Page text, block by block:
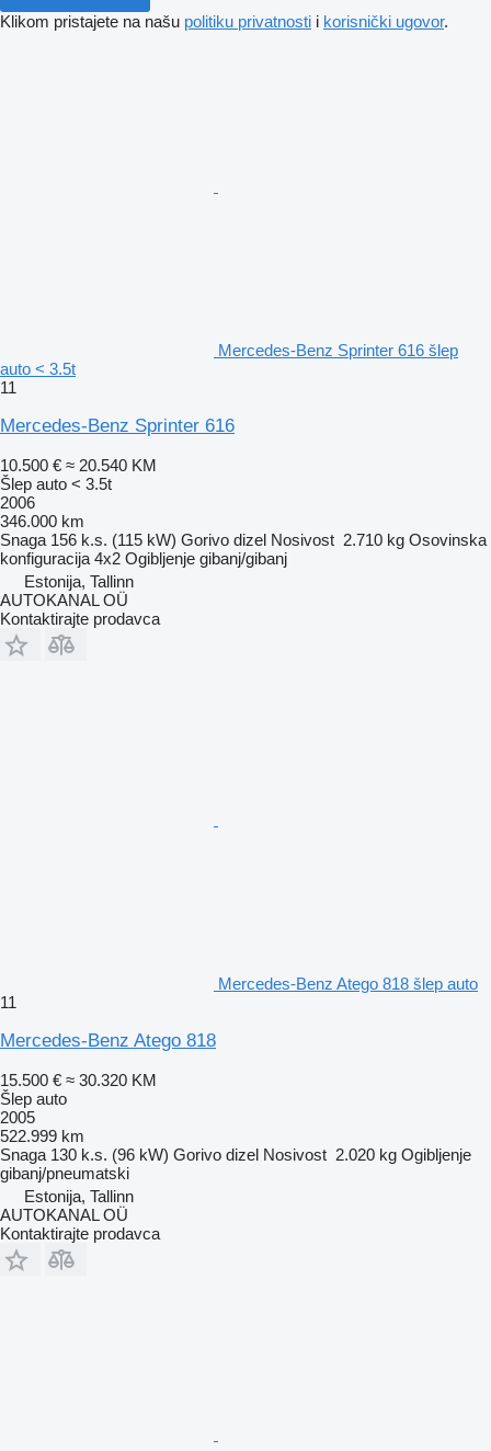
Klikom pristajete na našu politiku privatnosti i korisnički ugovor.
Mercedes-Benz Sprinter 616 šlep
auto < 3.5t
11
Mercedes-Benz Sprinter 616
10.500 € ≈ 20.540 KM
Šlep auto < 3.5t
2006
346.000 km
Snaga 156 k.s. (115 kW) Gorivo dizel Nosivost 2.710 kg Osovinska
konfiguracija 4x2 Ogibljenje gibanj/gibanj
Estonija, Tallinn
AUTOKANAL OÜ
Kontaktirajte prodavca
Mercedes-Benz Atego 818 šlep auto
11
Mercedes-Benz Atego 818
15.500 € ≈ 30.320 KM
Šlep auto
2005
522.999 km
Snaga 130 k.s. (96 kW) Gorivo dizel Nosivost 2.020 kg Ogibljenje
gibanj/pneumatski
Estonija, Tallinn
AUTOKANAL OÜ
Kontaktirajte prodavca